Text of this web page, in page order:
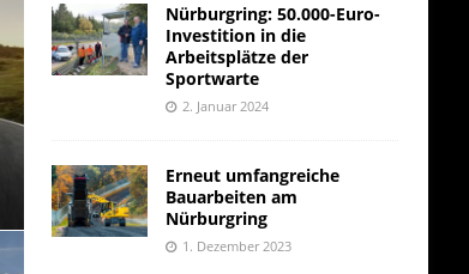
Nürburgring: 50.000-Euro-
Investition in die
Arbeitsplätze der
Sportwarte
2. Januar 2024
Erneut umfangreiche
Bauarbeiten am
Nürburgring
1. Dezember 2023